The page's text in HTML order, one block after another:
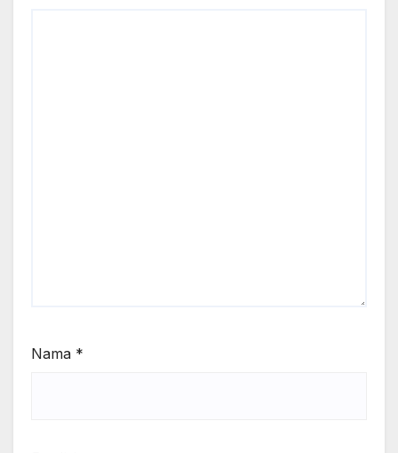
Nama *